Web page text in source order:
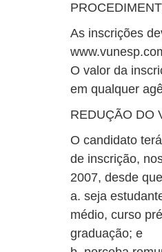
As inscrições
O valor da
em qualquer
REDUÇÃO DO
O candidato
de inscrição,
2007, desde
a. seja
médio, curso
graduação; e